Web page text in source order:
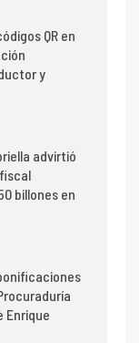
QR en
y
advirtió
billones en
Enrique